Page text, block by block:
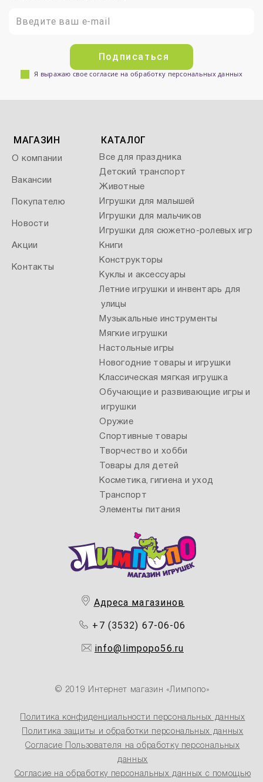
Подписаться
Я выражаю свое согласие на обработку персональных данных
Адреса магазинов
+7 (3532) 67-06-06
info@limpopo56.ru
© 2019 Интернет магазин «Лимпопо»
Политика конфиденциальности персональных данных
Политика защиты и обработки персональных данных
Согласие Пользователя на обработку персональных
данных
Согласие на обработку персональных данных с помощью
МАГАЗИН
О компании
Вакансии
Покупателю
Новости
Акции
Контакты
КАТАЛОГ
Все для праздника
Детский транспорт
Животные
Игрушки для малышей
Игрушки для мальчиков
Игрушки для сюжетно-ролевых игр
Книги
Конструкторы
Куклы и аксессуары
Летние игрушки и инвентарь для
улицы
Музыкальные инструменты
Мягкие игрушки
Настольные игры
Новогодние товары и игрушки
Классическая мягкая игрушка
Обучающие и развивающие игры и
игрушки
Оружие
Спортивные товары
Творчество и хобби
Товары для детей
Косметика, гигиена и уход
Транспорт
Элементы питания